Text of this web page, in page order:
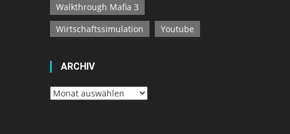
Walkthrough Mafia 3
Wirtschaftssimulation
Youtube
ARCHIV
Archiv